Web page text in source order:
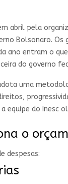
abril pela
Bolsonaro. Os
ano entram o
do governo
uma
equipe do Inesc
o
despesas: